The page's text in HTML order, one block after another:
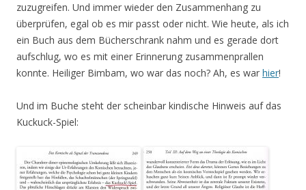
zuzugreifen. Und immer wieder den Zusammenhang zu
überprüfen, egal ob es mir passt oder nicht. Wie heute, als ich
ein Buch aus dem Bücherschrank nahm und es gerade dort
aufschlug, wo es mit einer Erinnerung zusammenprallen
konnte. Heiliger Bimbam, wo war das noch? Ah, es war hier!
Und im Buche steht der scheinbar kindische Hinweis auf das
Kuckuck-Spiel: